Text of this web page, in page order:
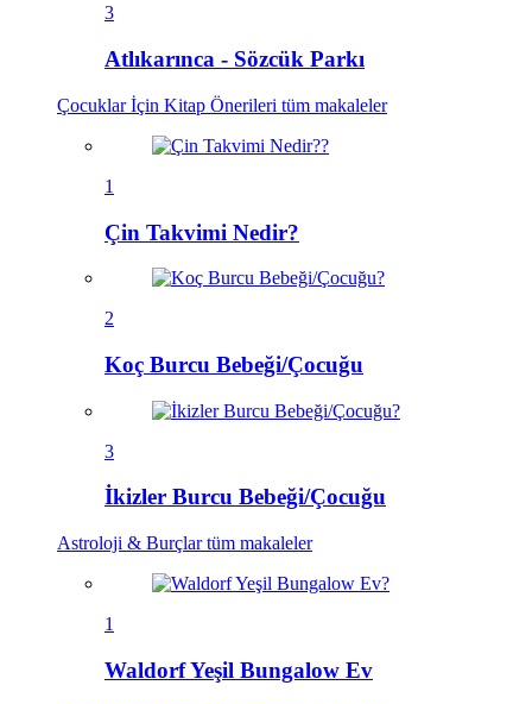
3
Atlıkarınca - Sözcük Parkı
Çocuklar İçin Kitap Önerileri tüm makaleler
1
Çin Takvimi Nedir?
2
Koç Burcu Bebeği/Çocuğu
3
İkizler Burcu Bebeği/Çocuğu
Astroloji & Burçlartüm makaleler
1
Waldorf Yeşil Bungalow Ev